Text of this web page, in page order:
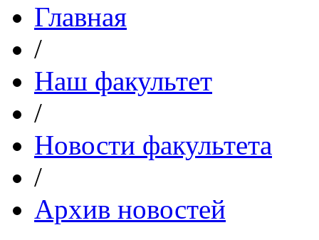
Главная
/
Наш факультет
/
Новости факультета
/
Архив новостей